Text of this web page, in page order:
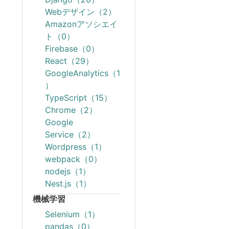
Webデザイン（2）
Amazonアソシエイ
ト（0）
Firebase（0）
React（29）
GoogleAnalytics（1
）
TypeScript（15）
Chrome（2）
Google
Service（2）
Wordpress（1）
webpack（0）
nodejs（1）
Nest.js（1）
機械学習
Selenium（1）
pandas（0）